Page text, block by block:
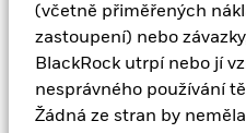
(včetně přiměřených
zastoupení) nebo
BlackRock utrpí nebo jí
nesprávného používání
Žádná ze stran by
stránkách můžete opustit
Přitom můžete přejít na
regulována. BNBV žádné
neprověřila a nepřebírá
těchto stránek ani za